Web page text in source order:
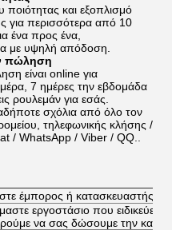
ποιότητας και εξοπλισμό
για περισσότερα από 10
ένα προς ένα,
με υψηλή απόδοση.
πώληση
είναι online για
7 ημέρες την εβδομάδα
ρουλεμάν για εσάς.
σχόλια από όλο τον
τηλεφωνικής κλήσης /
/ WhatsApp / Viber / QQ..
έμπορος ή κατασκευαστής;
εργοστάσιο που
να σας δώσουμε την